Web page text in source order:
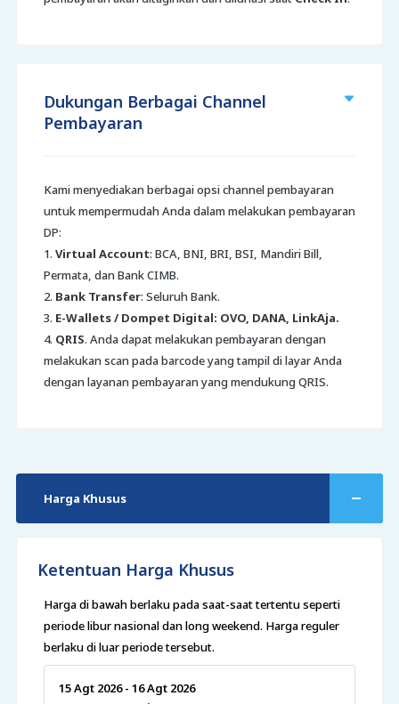
Dukungan Berbagai Channel
Pembayaran
Kami menyediakan berbagai opsi channel pembayaran
untuk mempermudah Anda dalam melakukan pembayaran
DP:
1. Virtual Account: BCA, BNI, BRI, BSI, Mandiri Bill,
Permata, dan Bank CIMB.
2. Bank Transfer: Seluruh Bank.
3. E-Wallets / Dompet Digital: OVO, DANA, LinkAja.
4. QRIS. Anda dapat melakukan pembayaran dengan
melakukan scan pada barcode yang tampil di layar Anda
dengan layanan pembayaran yang mendukung QRIS.
Harga Khusus
Ketentuan Harga Khusus
Harga di bawah berlaku pada saat-saat tertentu seperti
periode libur nasional dan long weekend. Harga reguler
berlaku di luar periode tersebut.
15 Agt 2026 - 16 Agt 2026